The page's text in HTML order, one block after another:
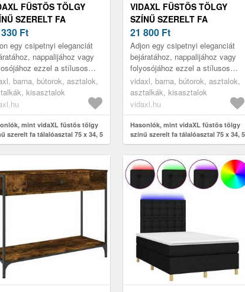
FÜSTÖS TÖLGY
SZERELT FA
75 X 34, 5 X
Ft
egy csipetnyi eleganciát
nappalijához vagy
ezzel a stílusos
barna, bútorok, asztalok,
kisasztalok
mint vidaXL füstös tölgy
szerelt fa tálalóasztal 75 x 34, 5
cm
VIDAXL FÜSTÖS TÖLGY
SZÍNŰ SZERELT FA
TÁLALÓASZTAL 75 X 34, 5 X
75 CM
21 800 Ft
Adjon egy csipetnyi eleganciát
bejáratához, nappalijához vagy
folyosójához ezzel a stílusos
konzolasztallal.
vidaxl, barna, bútorok, asztalok,
asztalkák, kisasztalok
vidaxl.hu
Hasonlók, mint vidaXL füstös tölgy
színű szerelt fa tálalóasztal 75 x 34, 5
x 75 cm